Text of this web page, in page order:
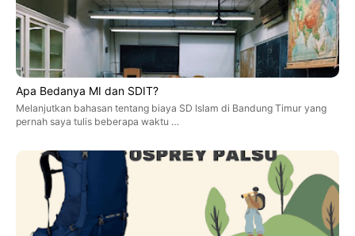
Apa Bedanya MI dan SDIT?
Melanjutkan bahasan tentang biaya SD Islam di Bandung Timur yang
pernah saya tulis beberapa waktu …